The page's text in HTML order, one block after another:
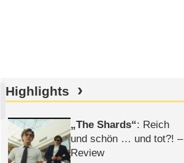
Highlights
The Shards : Reich
und schön … und tot?! –
Review